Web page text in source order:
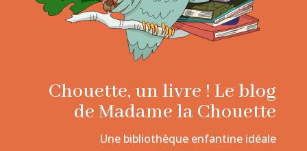
Chouette, un livre ! Le blog
de Madame la Chouette
Une bibliothèque enfantine idéale